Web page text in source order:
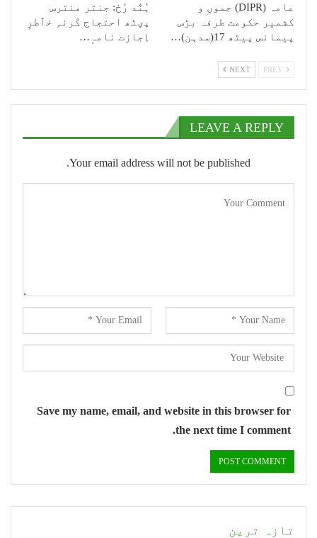
عامہ (DIPR) جموں و
کشمیر حکومت طرفہ بڑس
پیمانس پیٹھ 17(سدہن)…
ہُنٛد رُخ: جنتر منترس
پؠٹھ احتجاج کَرنہِ خٲطرٕ
اِجازت نامہٕ…
NEXT
LEAVE A REPLY
Your email address will not be published.
Save my name, email, and website in this browser for
the next time I comment.
تازہ ترین